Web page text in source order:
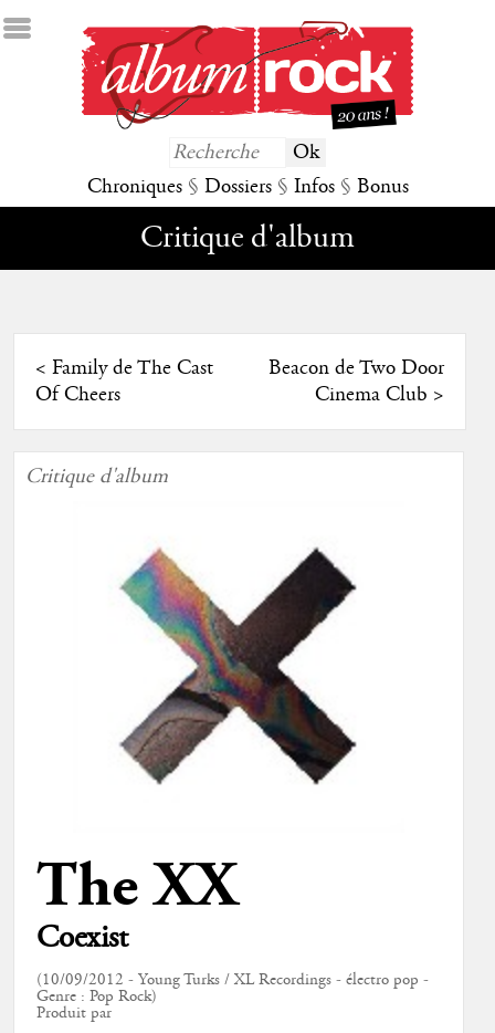
Chroniques § Dossiers § Infos § Bonus
Critique d'album
< Family de The Cast
Of Cheers
Beacon de Two Door
Cinema Club >
Critique d'album
The XX
Coexist
(10/09/2012 - Young Turks / XL Recordings - électro pop -
Genre : Pop Rock)
Produit par